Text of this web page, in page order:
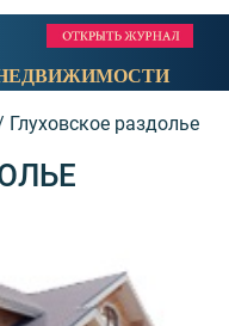
Глуховское раздолье